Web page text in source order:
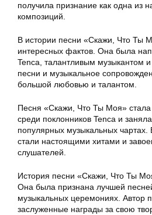
получила признание как одна из
композиций.
В истории песни «Скажи, Что Ты
интересных фактов. Она была
Tenca, талантливым музыкантом
песни и музыкальное
большой любовью и талантом.
Песня «Скажи, Что Ты Моя»
среди поклонников Tenca и
популярных музыкальных
стали настоящими хитами и
слушателей.
История песни «Скажи, Что Ты
Она была признана лучшей
музыкальных церемониях. Автор
заслуженные награды за свою